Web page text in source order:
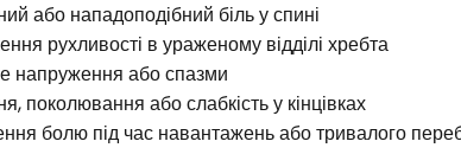
або нападоподібний біль у спині
рухливості в ураженому відділі хребта
напруження або спазми
поколювання або слабкість у кінцівках
болю під час навантажень або тривалого